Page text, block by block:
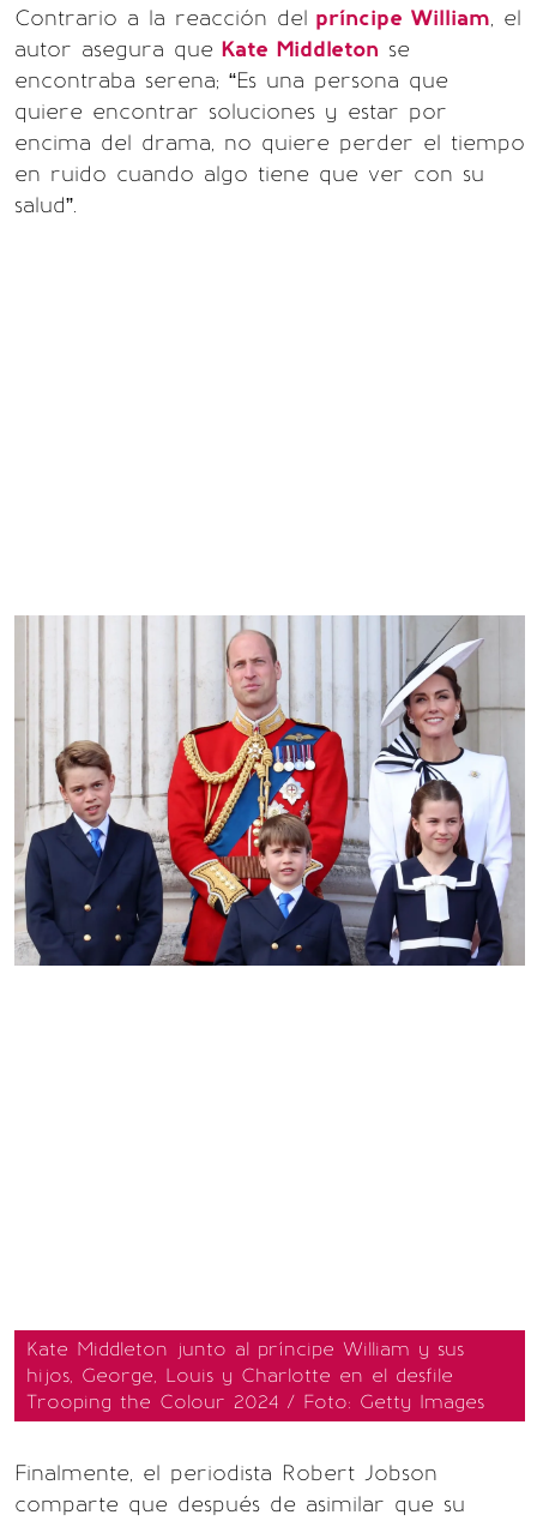
Contrario a la reacción del príncipe William, el
autor asegura que Kate Middleton se
encontraba serena; “Es una persona que
quiere encontrar soluciones y estar por
encima del drama, no quiere perder el tiempo
en ruido cuando algo tiene que ver con su
salud”.
Kate Middleton junto al príncipe William y sus
hijos, George, Louis y Charlotte en el desfile
Trooping the Colour 2024 / Foto: Getty Images
Finalmente, el periodista Robert Jobson
comparte que después de asimilar que su